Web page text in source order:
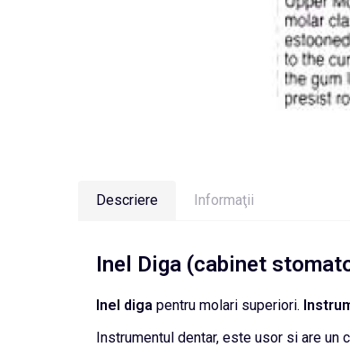
Descriere Informaţii
Inel Diga (cabinet
Inel diga pentru molari superiori.
Instrumentul dentar, este usor si are un